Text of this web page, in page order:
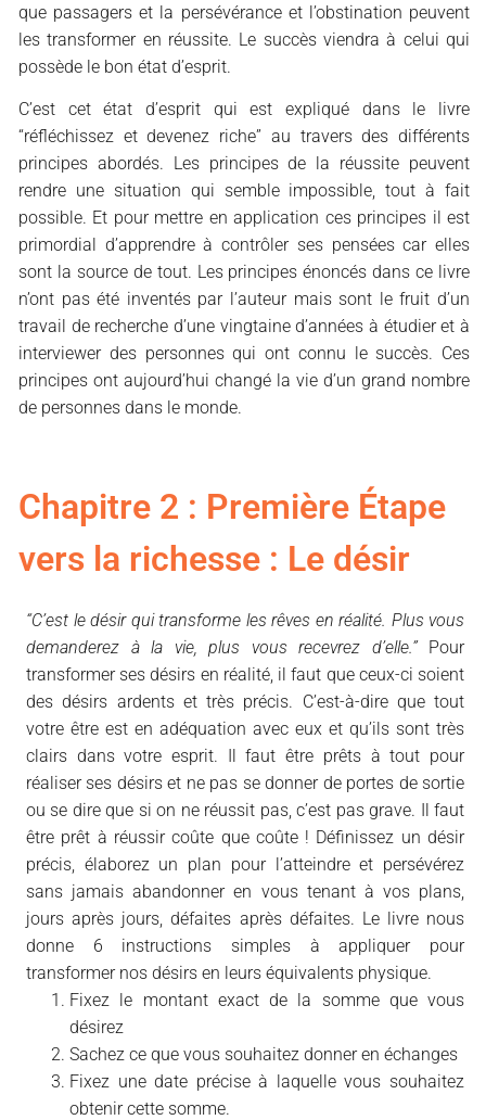
que passagers et la persévérance et l’obstination peuvent
les transformer en réussite. Le succès viendra à celui qui
possède le bon état d’esprit.
C’est cet état d’esprit qui est expliqué dans le livre
“réfléchissez et devenez riche” au travers des différents
principes abordés. Les principes de la réussite peuvent
rendre une situation qui semble impossible, tout à fait
possible. Et pour mettre en application ces principes il est
primordial d’apprendre à contrôler ses pensées car elles
sont la source de tout. Les principes énoncés dans ce livre
n’ont pas été inventés par l’auteur mais sont le fruit d’un
travail de recherche d’une vingtaine d’années à étudier et à
interviewer des personnes qui ont connu le succès. Ces
principes ont aujourd’hui changé la vie d’un grand nombre
de personnes dans le monde.
Chapitre 2 : Première Étape
vers la richesse : Le désir
“C’est le désir qui transforme les rêves en réalité. Plus vous
demanderez à la vie, plus vous recevrez d’elle.”Pour
transformer ses désirs en réalité, il faut que ceux-ci soient
des désirs ardents et très précis. C’est-à-dire que tout
votre être est en adéquation avec eux et qu’ils sont très
clairs dans votre esprit. Il faut être prêts à tout pour
réaliser ses désirs et ne pas se donner de portes de sortie
ou se dire que si on ne réussit pas, c’est pas grave. Il faut
être prêt à réussir coûte que coûte ! Définissez un désir
précis, élaborez un plan pour l’atteindre et persévérez
sans jamais abandonner en vous tenant à vos plans,
jours après jours, défaites après défaites. Le livre nous
donne 6 instructions simples à appliquer pour
transformer nos désirs en leurs équivalents physique.
Fixez le montant exact de la somme que vous
désirez
Sachez ce que vous souhaitez donner en échanges
Fixez une date précise à laquelle vous souhaitez
obtenir cette somme.